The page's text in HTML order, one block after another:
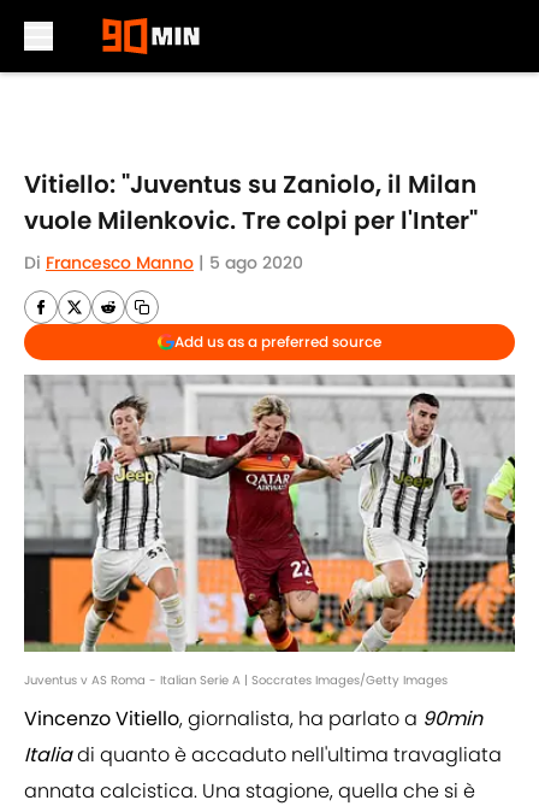
Vitiello: "Juventus su Zaniolo, il Milan
vuole Milenkovic. Tre colpi per l'Inter"
Di Francesco Manno | 5 ago 2020
Add us as a preferred source
Juventus v AS Roma - Italian Serie A | Soccrates Images/Getty Images
Vincenzo Vitiello, giornalista, ha parlato a 90min
Italiadi quanto è accaduto nell'ultima travagliata
annata calcistica. Una stagione, quella che si è